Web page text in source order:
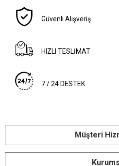
Güvenli Alışveriş
HIZLI TESLİMAT
7 / 24 DESTEK
Müşteri